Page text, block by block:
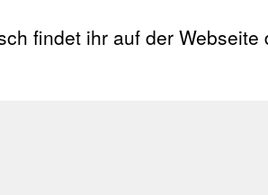
findet ihr auf der Webseite